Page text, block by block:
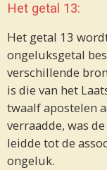
Het getal 13:
Het getal 13
ongeluksgetal
verschillende
is die van het
twaalf apostelen
verraadde, was
leidde tot de
ongeluk.